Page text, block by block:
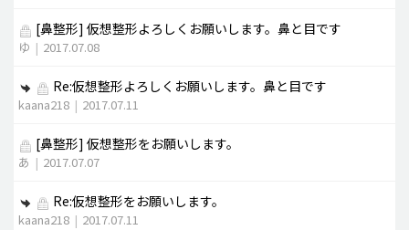
[鼻整形] 仮想整形よろしくお願いします。鼻と目です
ゆ | 2017.07.08
Re:仮想整形よろしくお願いします。鼻と目です
kaana218 | 2017.07.11
[鼻整形] 仮想整形をお願いします。
あ | 2017.07.07
Re:仮想整形をお願いします。
kaana218 | 2017.07.11